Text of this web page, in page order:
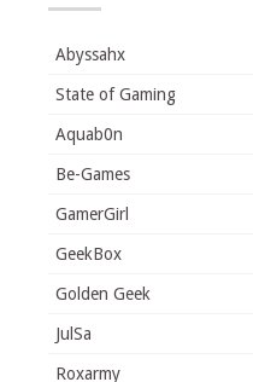
Abyssahx
State of Gaming
Aquab0n
Be-Games
GamerGirl
GeekBox
Golden Geek
JulSa
Roxarmy